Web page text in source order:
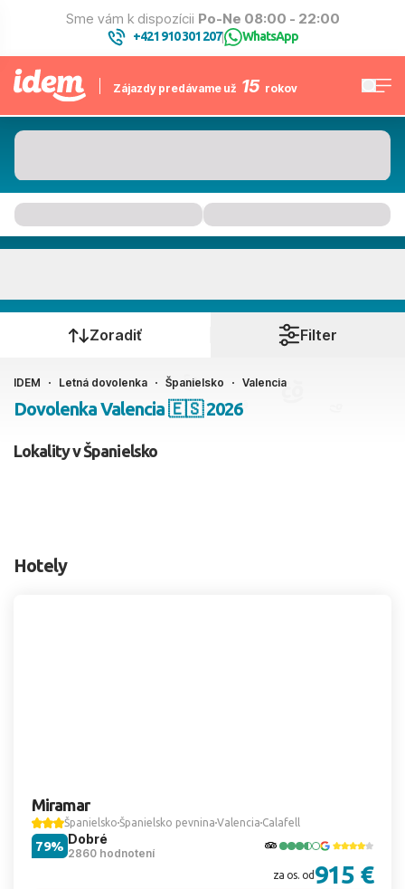
Sme vám k dispozícii Po-Ne 08:00 - 22:00
+421 910 301 207| WhatsApp
Zájazdy predávame už 15 rokov
Kedy cestujete?
Ako cestujete?
2 dospelí, 0 deti
Zoradiť Filter
IDEM Letná dovolenka Španielsko Valencia
Dovolenka Valencia 🇪🇸 2026
Lokality v Španielsko
Hotely
Miramar
Španielsko Španielsko pevnina Valencia Calafell
Dobré
2860 hodnotení
79%
za os. od 915 €